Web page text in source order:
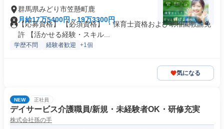
群馬県みどり市笠懸町鹿
月給17万5400円～19万3300円
【応募資格】 【必須資格】 ・保育士資格および幼稚園教諭免
許 【活かせる経験・スキル...
学歴不問 経験者歓迎 +1個
気になる
NEW 正社員
デイサービス介護職員/新規・未経験者OK・研修充実
株式会社孫の手